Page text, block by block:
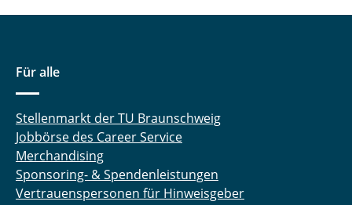
Für alle
Stellenmarkt der TU Braunschweig
Jobbörse des Career Service
Merchandising
Sponsoring- & Spendenleistungen
Vertrauenspersonen für Hinweisgeber